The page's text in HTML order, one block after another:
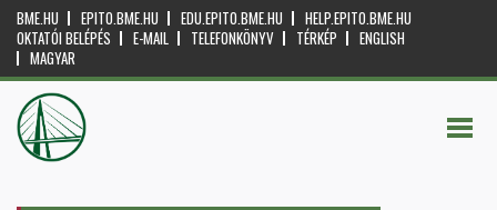
BME.HU EPITO.BME.HU EDU.EPITO.BME.HU
HELP.EPITO.BME.HU
OKTATÓI BELÉPÉS
E-MAIL TELEFONKÖNYV TÉRKÉP
ENGLISH
MAGYAR